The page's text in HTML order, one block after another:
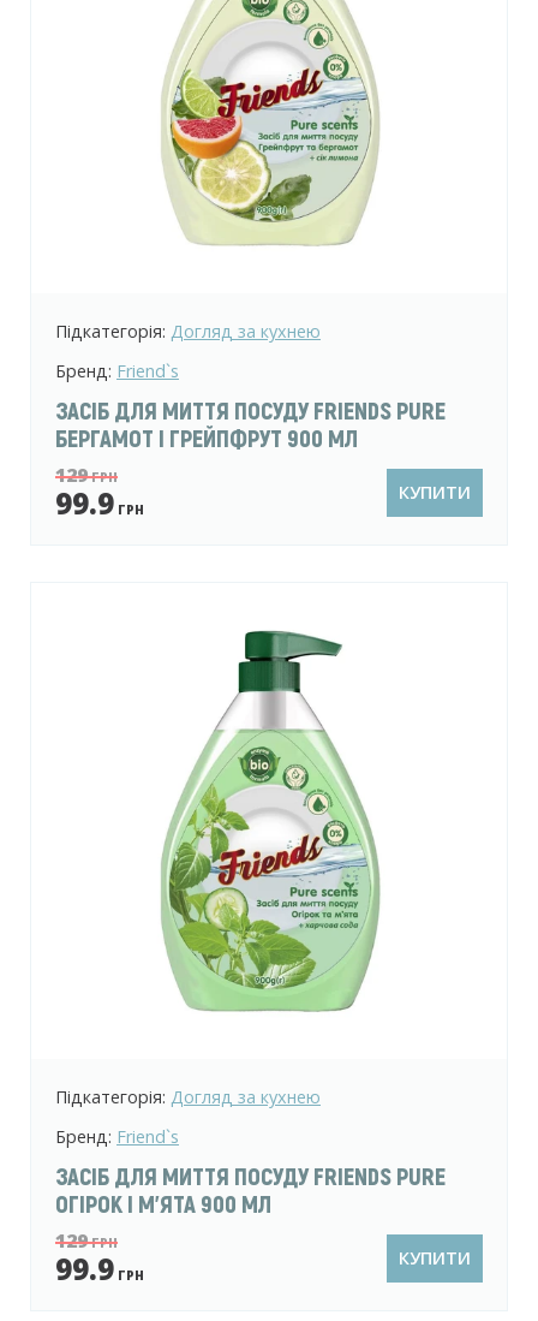
Підкатегорія: Догляд за кухнею
Бренд: Friend`s
ЗАСІБ ДЛЯ МИТТЯ ПОСУДУ FRIENDS PURE
БЕРГАМОТ І ГРЕЙПФРУТ 900 МЛ
129ГРН
99.9 ГРН
КУПИТИ
Підкатегорія: Догляд за кухнею
Бренд: Friend`s
ЗАСІБ ДЛЯ МИТТЯ ПОСУДУ FRIENDS PURE
ОГІРОК І М'ЯТА 900 МЛ
129ГРН
99.9 ГРН
КУПИТИ